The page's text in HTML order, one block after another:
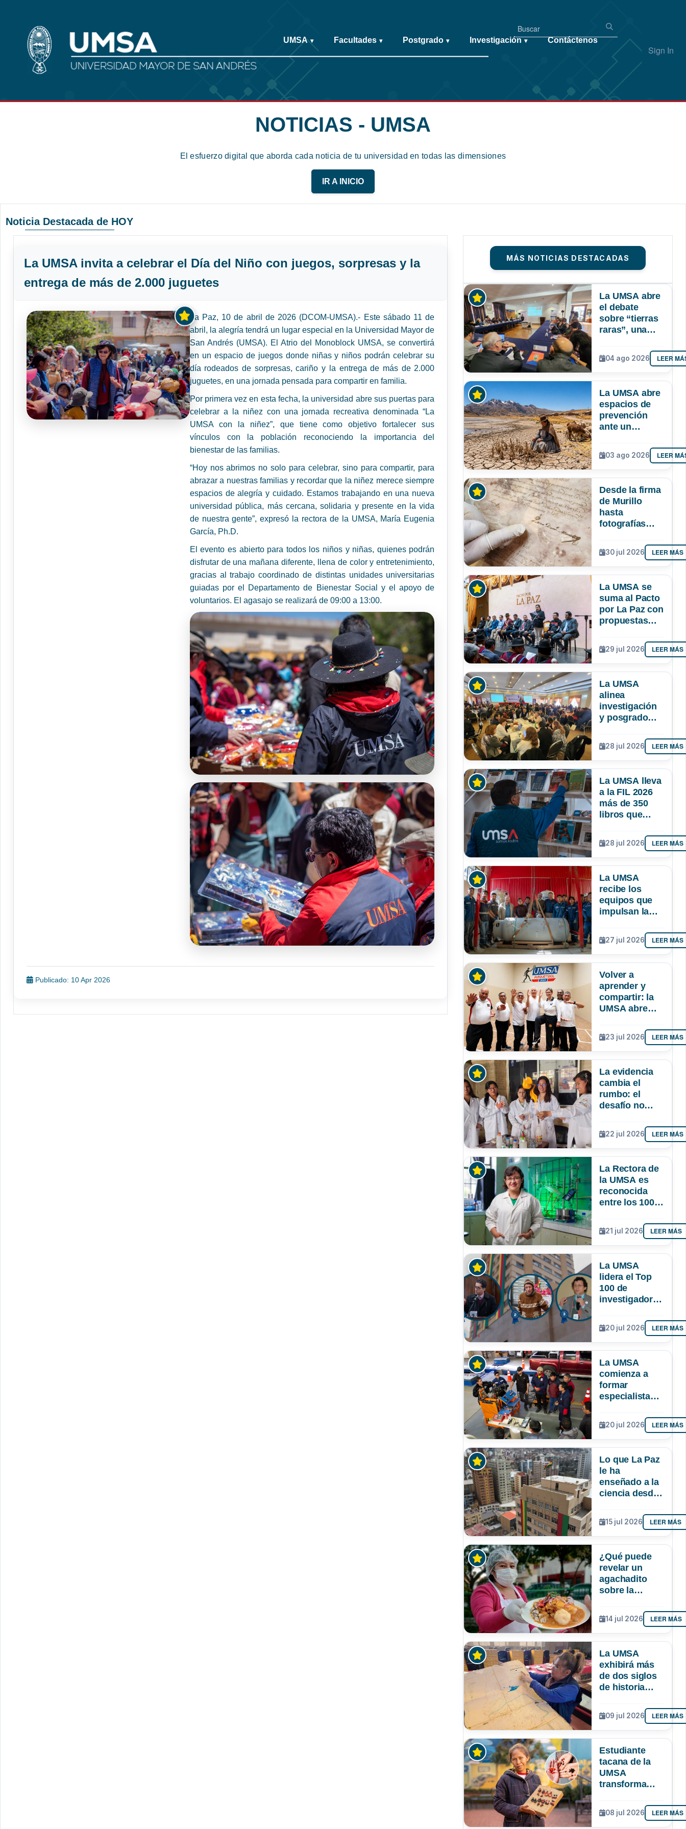
Sign In
UMSA ▾ Facultades ▾ Postgrado ▾ Investigación ▾ Contáctenos
NOTICIAS - UMSA
El esfuerzo digital que aborda cada noticia de tu universidad en todas las dimensiones
IR A INICIO
Noticia Destacada de HOY
La UMSA invita a celebrar el Día del Niño con juegos, sorpresas y la
entrega de más de 2.000 juguetes
La Paz, 10 de abril de 2026 (DCOM-UMSA).- Este sábado 11 de
abril, la alegría tendrá un lugar especial en la Universidad Mayor de
San Andrés (UMSA). El Atrio del Monoblock UMSA, se convertirá
en un espacio de juegos donde niñas y niños podrán celebrar su
día rodeados de sorpresas, cariño y la entrega de más de 2.000
juguetes, en una jornada pensada para compartir en familia.
Por primera vez en esta fecha, la universidad abre sus puertas para
celebrar a la niñez con una jornada recreativa denominada “La
UMSA con la niñez”, que tiene como objetivo fortalecer sus
vínculos con la población reconociendo la importancia del
bienestar de las familias.
“Hoy nos abrimos no solo para celebrar, sino para compartir, para
abrazar a nuestras familias y recordar que la niñez merece siempre
espacios de alegría y cuidado. Estamos trabajando en una nueva
universidad pública, más cercana, solidaria y presente en la vida
de nuestra gente”, expresó la rectora de la UMSA, María Eugenia
García, Ph.D.
El evento es abierto para todos los niños y niñas, quienes podrán
disfrutar de una mañana diferente, llena de color y entretenimiento,
gracias al trabajo coordinado de distintas unidades universitarias
guiadas por el Departamento de Bienestar Social y el apoyo de
voluntarios. El agasajo se realizará de 09:00 a 13:00.
Publicado: 10 Apr 2026
MÁS NOTICIAS DESTACADAS
La UMSA abre
el debate
sobre “tierras
raras”, una
mineral que
Bolivia aún no
explora ni
04 ago 2026 LEER
La UMSA abre
espacios de
prevención
ante un
podría superar
a los tres
Bolivia
03 ago 2026 LEER
Desde la firma
de Murillo
hasta
fotografías
resguarda 6
joyas de la
paceña
30 jul 2026 LEER MÁS
La UMSA se
suma al Pacto
por La Paz con
propuestas
desarrollo del
departamento
29 jul 2026 LEER MÁS
La UMSA
alinea
investigación
y posgrado
responda
mejor a las
de Bolivia
28 jul 2026 LEER MÁS
La UMSA lleva
a la FIL 2026
más de 350
libros que
conocimiento
que se genera
en Bolivia
28 jul 2026 LEER MÁS
La UMSA
recibe los
equipos que
impulsan la
oxígeno
medicinal
27 jul 2026 LEER MÁS
Volver a
aprender y
compartir: la
UMSA abre
para adultos
mayores
23 jul 2026 LEER MÁS
La evidencia
cambia el
rumbo: el
desafío no
más niñas a la
ciencia, sino
lograr que
y lideren
22 jul 2026 LEER MÁS
La Rectora de
la UMSA es
reconocida
entre los 100
destacados de
Bolivia
21 jul 2026 LEER MÁS
La UMSA
lidera el Top
100 de
investigadores
científico de
Bolivia
20 jul 2026 LEER MÁS
La UMSA
comienza a
formar
especialistas
de vehículos
afectados por
la gasolina de
20 jul 2026 LEER MÁS
Lo que La Paz
le ha
enseñado a la
ciencia desde
15 jul 2026 LEER MÁS
¿Qué puede
revelar un
agachadito
sobre la
paceña? Un
estudio
sociológico de
la respuesta
14 jul 2026 LEER MÁS
La UMSA
exhibirá más
de dos siglos
de historia
Larga Noche
de Museos
09 jul 2026 LEER MÁS
Estudiante
tacana de la
UMSA
transforma
amazónicas en
artesanías
08 jul 2026 LEER MÁS